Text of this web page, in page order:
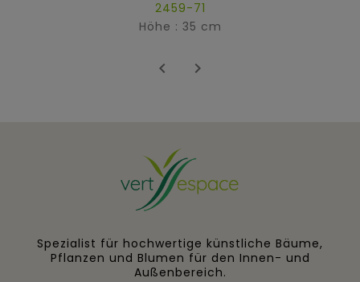
2459-71
Höhe : 35 cm
 
Spezialist für hochwertige künstliche Bäume,
Pflanzen und Blumen für den Innen- und
Außenbereich.